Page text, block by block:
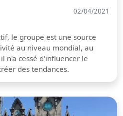
02/04/2021
le groupe est une source
au niveau mondial, au
n'a cessé d'influencer le
des tendances.